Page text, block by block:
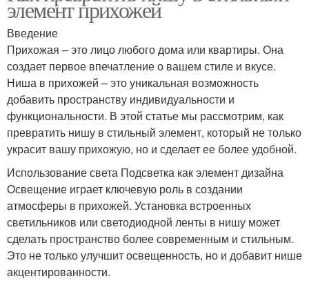
элемент прихожей
Введение
Прихожая – это лицо любого дома или квартиры. Она
создает первое впечатление о вашем стиле и вкусе.
Ниша в прихожей – это уникальная возможность
добавить пространству индивидуальности и
функциональности. В этой статье мы рассмотрим, как
превратить нишу в стильный элемент, который не только
украсит вашу прихожую, но и сделает ее более удобной.
Использование света Подсветка как элемент дизайна
Освещение играет ключевую роль в создании
атмосферы в прихожей. Установка встроенных
светильников или светодиодной ленты в нишу может
сделать пространство более современным и стильным.
Это не только улучшит освещенность, но и добавит нише
акцентированности.